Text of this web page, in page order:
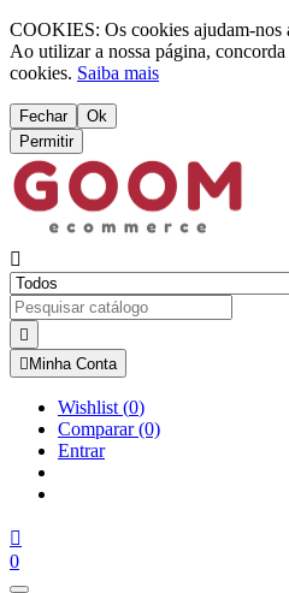
COOKIES: Os cookies ajudam-nos
Ao utilizar a nossa página,
cookies. Saiba mais
Fechar
Ok
Permitir


 Minha Conta
Wishlist (0)
Comparar(0)
Entrar

0